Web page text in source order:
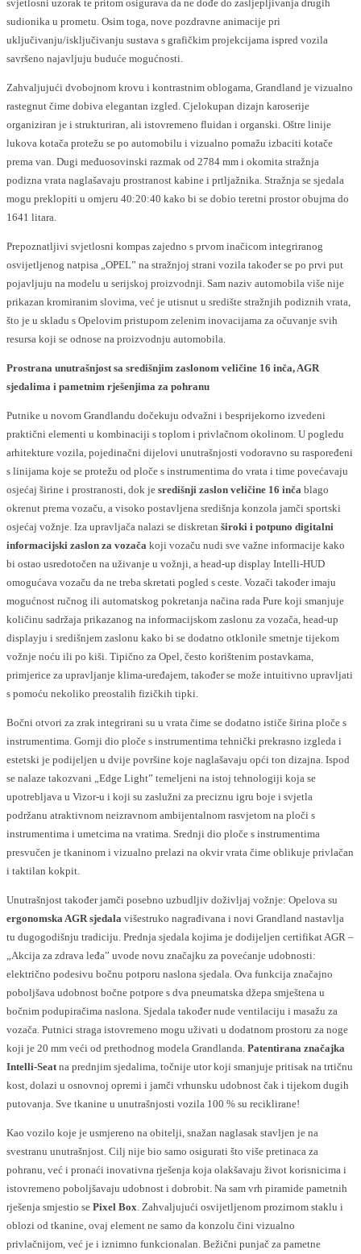
svjetlosni uzorak te pritom osigurava da ne dođe do zasljepljivanja drugih
sudionika u prometu. Osim toga, nove pozdravne animacije pri
uključivanju/isključivanju sustava s grafičkim projekcijama ispred vozila
savršeno najavljuju buduće mogućnosti.
Zahvaljujući dvobojnom krovu i kontrastnim oblogama, Grandland je vizualno
rastegnut čime dobiva elegantan izgled. Cjelokupan dizajn karoserije
organiziran je i strukturiran, ali istovremeno fluidan i organski. Oštre linije
lukova kotača protežu se po automobilu i vizualno pomažu izbaciti kotače
prema van. Dugi međuosovinski razmak od 2784 mm i okomita stražnja
podizna vrata naglašavaju prostranost kabine i prtljažnika. Stražnja se sjedala
mogu preklopiti u omjeru 40:20:40 kako bi se dobio teretni prostor obujma do
1641 litara.
Prepoznatljivi svjetlosni kompas zajedno s prvom inačicom integriranog
osvijetljenog natpisa „OPEL” na stražnjoj strani vozila također se po prvi put
pojavljuju na modelu u serijskoj proizvodnji. Sam naziv automobila više nije
prikazan kromiranim slovima, već je utisnut u središte stražnjih podiznih vrata,
što je u skladu s Opelovim pristupom zelenim inovacijama za očuvanje svih
resursa koji se odnose na proizvodnju automobila.
Prostrana unutrašnjost sa središnjim zaslonom veličine 16 inča, AGR
sjedalima i pametnim rješenjima za pohranu
Putnike u novom Grandlandu dočekuju odvažni i besprijekorno izvedeni
praktični elementi u kombinaciji s toplom i privlačnom okolinom. U pogledu
arhitekture vozila, pojedinačni dijelovi unutrašnjosti vodoravno su raspoređeni
s linijama koje se protežu od ploče s instrumentima do vrata i time povećavaju
osjećaj širine i prostranosti, dok je središnji zaslon veličine 16 inča blago
okrenut prema vozaču, a visoko postavljena središnja konzola jamči sportski
osjećaj vožnje. Iza upravljača nalazi se diskretan široki i potpuno digitalni
informacijski zaslon za vozača koji vozaču nudi sve važne informacije kako
bi ostao usredotočen na uživanje u vožnji, a head-up display Intelli-HUD
omogućava vozaču da ne treba skretati pogled s ceste. Vozači također imaju
mogućnost ručnog ili automatskog pokretanja načina rada Pure koji smanjuje
količinu sadržaja prikazanog na informacijskom zaslonu za vozača, head-up
displayju i središnjem zaslonu kako bi se dodatno otklonile smetnje tijekom
vožnje noću ili po kiši. Tipično za Opel, često korištenim postavkama,
primjerice za upravljanje klima-uređajem, također se može intuitivno upravljati
s pomoću nekoliko preostalih fizičkih tipki.
Bočni otvori za zrak integrirani su u vrata čime se dodatno ističe širina ploče s
instrumentima. Gornji dio ploče s instrumentima tehnički prekrasno izgleda i
estetski je podijeljen u dvije površine koje naglašavaju opći ton dizajna. Ispod
se nalaze takozvani „Edge Light” temeljeni na istoj tehnologiji koja se
upotrebljava u Vizor-u i koji su zaslužni za preciznu igru boje i svjetla
podržanu atraktivnom neizravnom ambijentalnom rasvjetom na ploči s
instrumentima i umetcima na vratima. Srednji dio ploče s instrumentima
presvučen je tkaninom i vizualno prelazi na okvir vrata čime oblikuje privlačan
i taktilan kokpit.
Unutrašnjost također jamči posebno uzbudljiv doživljaj vožnje: Opelova su
ergonomska AGR sjedala višestruko nagrađivana i novi Grandland nastavlja
tu dugogodišnju tradiciju. Prednja sjedala kojima je dodijeljen certifikat AGR –
„Akcija za zdrava leđa” uvode novu značajku za povećanje udobnosti:
električno podesivu bočnu potporu naslona sjedala. Ova funkcija značajno
poboljšava udobnost bočne potpore s dva pneumatska džepa smještena u
bočnim podupiračima naslona. Sjedala također nude ventilaciju i masažu za
vozača. Putnici straga istovremeno mogu uživati u dodatnom prostoru za noge
koji je 20 mm veći od prethodnog modela Grandlanda. Patentirana značajka
Intelli-Seat na prednjim sjedalima, točnije utor koji smanjuje pritisak na trtičnu
kost, dolazi u osnovnoj opremi i jamči vrhunsku udobnost čak i tijekom dugih
putovanja. Sve tkanine u unutrašnjosti vozila 100 % su reciklirane!
Kao vozilo koje je usmjereno na obitelji, snažan naglasak stavljen je na
svestranu unutrašnjost. Cilj nije bio samo osigurati što više pretinaca za
pohranu, već i pronaći inovativna rješenja koja olakšavaju život korisnicima i
istovremeno poboljšavaju udobnost i dobrobit. Na sam vrh piramide pametnih
rješenja smjestio se Pixel Box . Zahvaljujući osvijetljenom prozirnom staklu i
oblozi od tkanine, ovaj element ne samo da konzolu čini vizualno
privlačnijom, već je i iznimno funkcionalan. Bežični punjač za pametne